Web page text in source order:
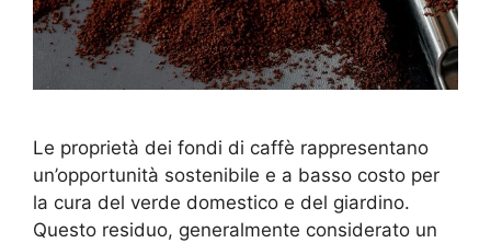
Le proprietà dei fondi di caffè rappresentano
un’opportunità sostenibile e a basso costo per
la cura del verde domestico e del giardino.
Questo residuo, generalmente considerato un